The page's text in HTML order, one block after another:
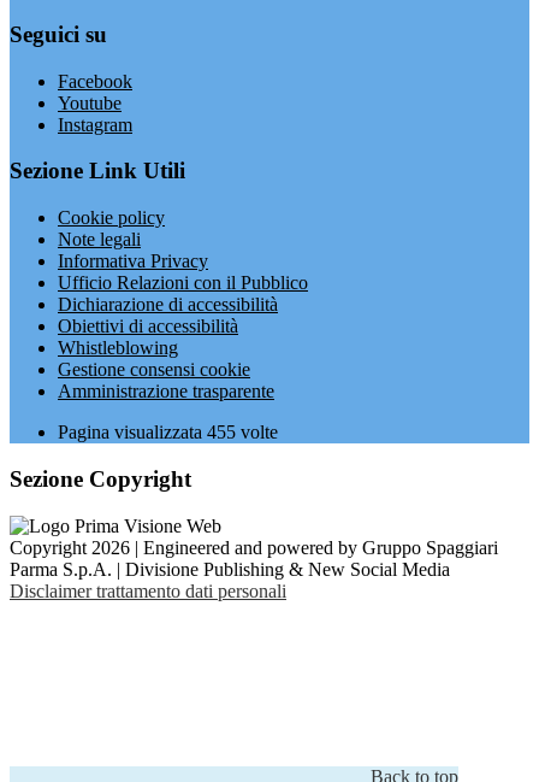
Seguici su
Facebook
Youtube
Instagram
Sezione Link Utili
Cookie policy
Note legali
Informativa Privacy
Ufficio Relazioni con il Pubblico
Dichiarazione di accessibilità
Obiettivi di accessibilità
Whistleblowing
Gestione consensi cookie
Amministrazione trasparente
Pagina visualizzata 455 volte
Sezione Copyright
Copyright 2026 | Engineered and powered by Gruppo Spaggiari
Parma S.p.A. | Divisione Publishing & New Social Media
Disclaimer trattamento dati personali
Back to top